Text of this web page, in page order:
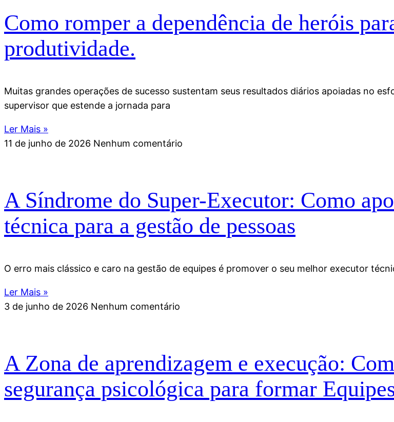
Como romper a dependência de heróis
produtividade.
Muitas grandes operações de sucesso sustentam seus resultados diários apoiadas no
supervisor que estende a jornada para
Ler Mais »
11 de junho de 2026 Nenhum comentário
A Síndrome do Super-Executor: Como
técnica para a gestão de pessoas
O erro mais clássico e caro na gestão de equipes é promover o seu melhor executor
Ler Mais »
3 de junho de 2026 Nenhum comentário
A Zona de aprendizagem e execução:
segurança psicológica para formar